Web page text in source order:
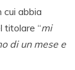
cui abbia
titolare “mi
di un mese e